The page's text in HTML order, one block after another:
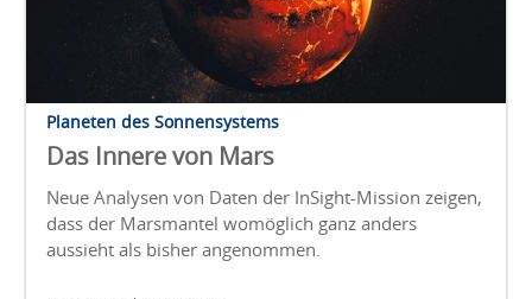
Planeten des Sonnensystems
Das Innere von Mars
Neue Analysen von Daten der InSight-Mission zeigen,
dass der Marsmantel womöglich ganz anders
aussieht als bisher angenommen.